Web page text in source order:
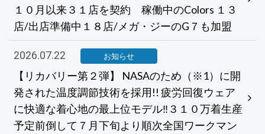
１０月以来３１店を契約 稼働中のColors １３
店/出店準備中１８店/メガ・ジーのG７も加盟
2026.07.22 お知らせ
【リカバリー第２弾】 NASAのため（※1）に開
発された温度調節技術を採用!! 疲労回復ウェア
に快適な着心地の最上位モデル‼３１０万着生産
予定前倒して７月下旬より順次全国ワークマン